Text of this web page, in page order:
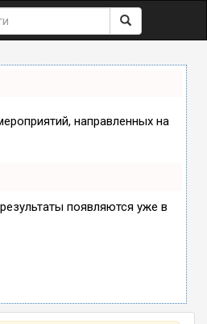
направленных на
появляются уже в